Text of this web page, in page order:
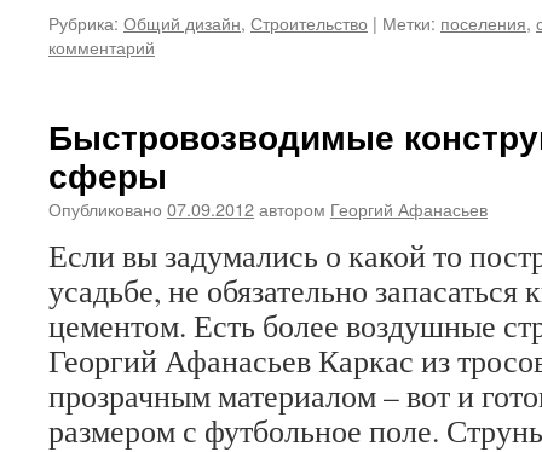
Рубрика: Общий дизайн, Строительство | Метки: поселения,
комментарий
Быстровозводимые
сферы
Опубликовано 07.09.2012автором Георгий Афанасьев
Если вы задумались о какой то
усадьбе, не обязательно
цементом. Есть более воздушные
Георгий Афанасьев Каркас из
прозрачным материалом – вот и
размером с футбольное поле.